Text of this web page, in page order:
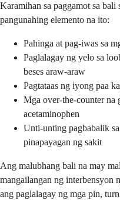
Karamihan sa paggamot sa bali
pangunahing elemento na ito:
Pahinga at pag-iwas sa
Paglalagay ng yelo sa
beses araw-araw
Pagtataas ng iyong paa
Mga over-the-counter na
acetaminophen
Unti-unting pagbabalik
pinapayagan ng sakit
Ang malubhang bali na may
mangailangan ng
ang paglalagay ng mga pin,